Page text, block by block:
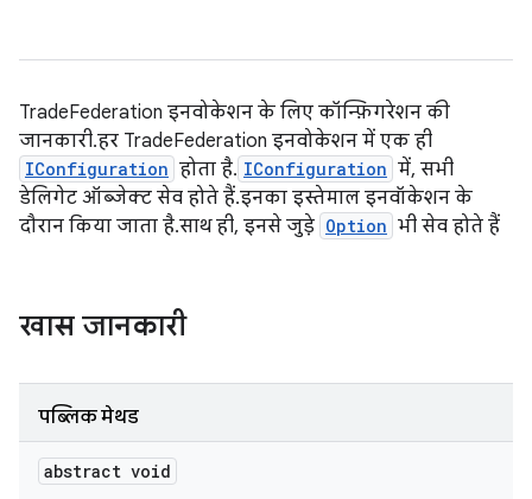
TradeFederation इनवोकेशन के लिए कॉन्फ़िगरेशन की
जानकारी. हर TradeFederation इनवोकेशन में एक ही
IConfiguration होता है. IConfiguration में, सभी
डेलिगेट ऑब्जेक्ट सेव होते हैं. इनका इस्तेमाल इनवॉकेशन के
दौरान किया जाता है. साथ ही, इनसे जुड़े Option भी सेव होते हैं
खास जानकारी
पब्लिक मेथड
abstract void